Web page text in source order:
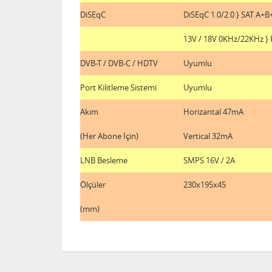
DiSEqC DiSEqC 1.0/2.0 } SAT
13V / 18V 0KHz/22KHz }
DVB-T / DVB-C / HDTV Uyumlu
Port Kilitleme Sistemi Uyumlu
Akım Horizantal 47mA
(Her Abone İçin) Vertical 32mA
LNB Besleme SMPS 16V / 2A
Ölçüler 230x195x45
(mm)